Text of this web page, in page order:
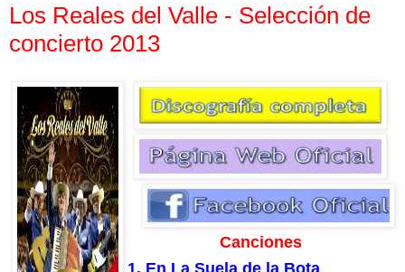
Los Reales del Valle - Selección de
concierto 2013
Canciones